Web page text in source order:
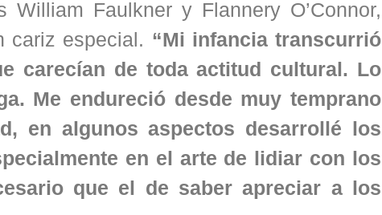
Faulkner y Flannery O’Connor,
cariz especial. “Mi infancia transcurrió
carecían de toda actitud cultural. Lo
Me endureció desde muy temprano
en algunos aspectos desarrollé los
en el arte de lidiar con los
que el de saber apreciar a los